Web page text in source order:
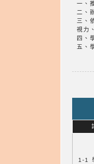
一、
二、
三、
視力
四、
五、
1-1